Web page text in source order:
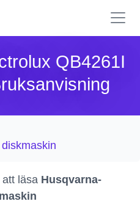
QB4261I
läsa Husqvarna-